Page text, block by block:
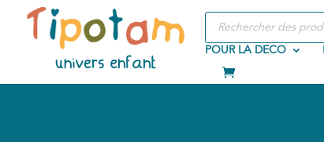
Recherche
produits
POUR LA DECO